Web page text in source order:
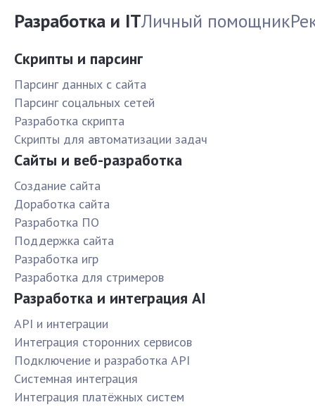
Разработка и ITЛичный помощник
Скрипты и парсинг
Парсинг данных с сайта
Парсинг соцальных сетей
Разработка скрипта
Скрипты для автоматизации задач
Сайты и веб-разработка
Создание сайта
Доработка сайта
Разработка ПО
Поддержка сайта
Разработка игр
Разработка для стримеров
Разработка и интеграция AI
API и интеграции
Интеграция сторонних сервисов
Подключение и разработка API
Системная интеграция
Интеграция платёжных систем